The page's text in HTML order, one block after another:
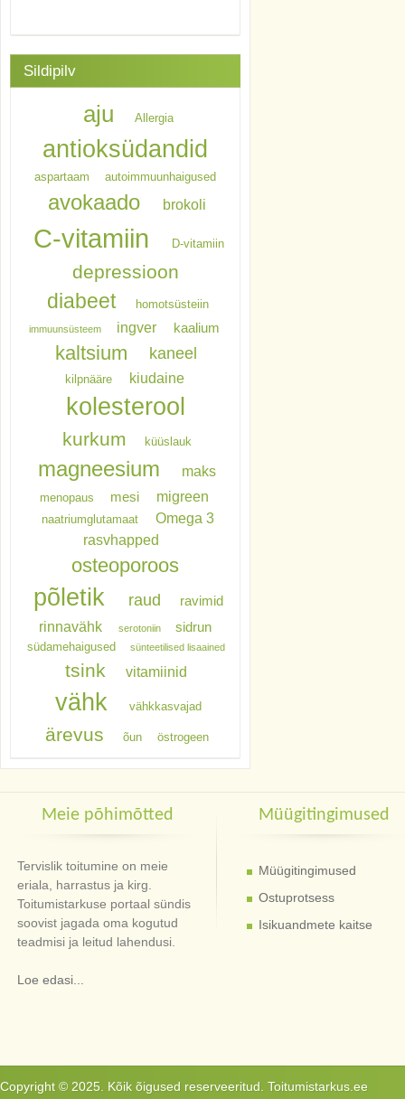
Sildipilv
aju Allergia
antioksüdandid
aspartaam autoimmuunhaigused
avokaado brokoli
C-vitamiin D-vitamiin
depressioon
diabeet homotsüsteiin
immuunsüsteem ingver kaalium
kaltsium kaneel
kilpnääre kiudaine
kolesterool
kurkum küüslauk
magneesium maks
menopaus mesi migreen
naatriumglutamaat
Omega 3
rasvhapped
osteoporoos
põletik raud ravimid
rinnavähk serotoniin sidrun
südamehaigused sünteetilised lisaained
tsink vitamiinid
vähk vähkkasvajad
ärevus õun östrogeen
Meie põhimõtted
Tervislik toitumine on meie
eriala, harrastus ja kirg.
Toitumistarkuse portaal sündis
soovist jagada oma kogutud
teadmisi ja leitud lahendusi.
Loe edasi...
Müügitingimused
Müügitingimused
Ostuprotsess
Isikuandmete kaitse
Copyright © 2025. Kõik õigused reserveeritud. Toitumistarkus.ee